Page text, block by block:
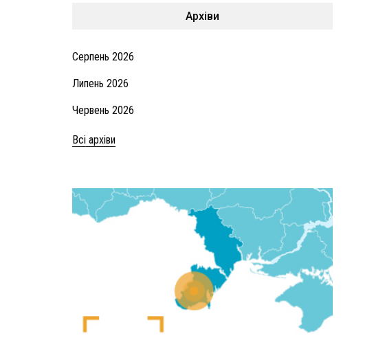
Архіви
Серпень 2026
Липень 2026
Червень 2026
Всі архіви